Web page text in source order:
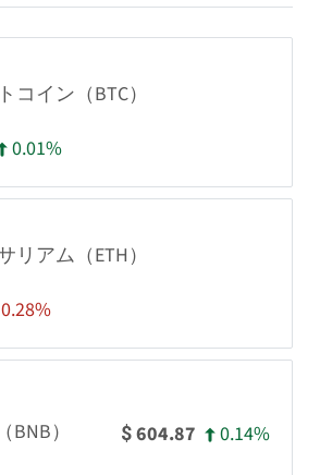
コイン（BTC）
0.01%
リアム（ETH）
0.28%
BNB） $604.87 0.14%